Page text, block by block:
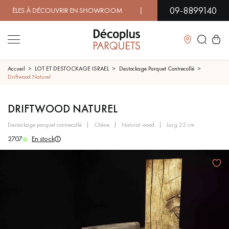
DÉCOUVRIR EN SHOWROOM | DISPONIBILITÉ09-8899140
Fermer
PARQUET MASSIF
PARQUET CONTRECOLLÉ -
PARQUETS À MOTIFS
TRADITIONNELS
PARQUET VERNIS
PARQUET EN BOIS BRUT
Accueil LOT ET DESTOCKAGE ISRAEL
Destockage Parquet Contrecollé
Driftwood Naturel
DRIFTWOOD NATUREL
destockage parquet contrecollé chêne natural wood larg 22 cm
2707 En stock